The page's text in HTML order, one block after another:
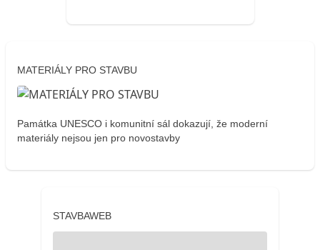
MATERIÁLY PRO STAVBU
Památka UNESCO i komunitní sál dokazují, že moderní
materiály nejsou jen pro novostavby
STAVBAWEB